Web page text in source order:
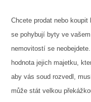
Chcete prodat nebo
se pohybují byty ve
nemovitostí se neobejdete.
hodnota jejich majetku,
aby vás soud rozvedl,
může stát velkou